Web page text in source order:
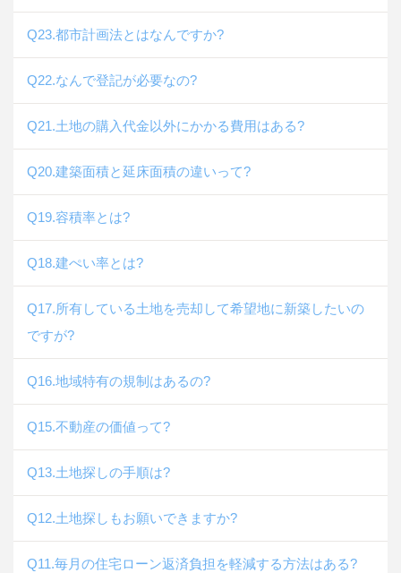
Q23.都市計画法とはなんですか?
Q22.なんで登記が必要なの?
Q21.土地の購入代金以外にかかる費用はある?
Q20.建築面積と延床面積の違いって?
Q19.容積率とは?
Q18.建ぺい率とは?
Q17.所有している土地を売却して希望地に新築したいの
ですが?
Q16.地域特有の規制はあるの?
Q15.不動産の価値って?
Q13.土地探しの手順は?
Q12.土地探しもお願いできますか?
Q11.毎月の住宅ローン返済負担を軽減する方法はある?